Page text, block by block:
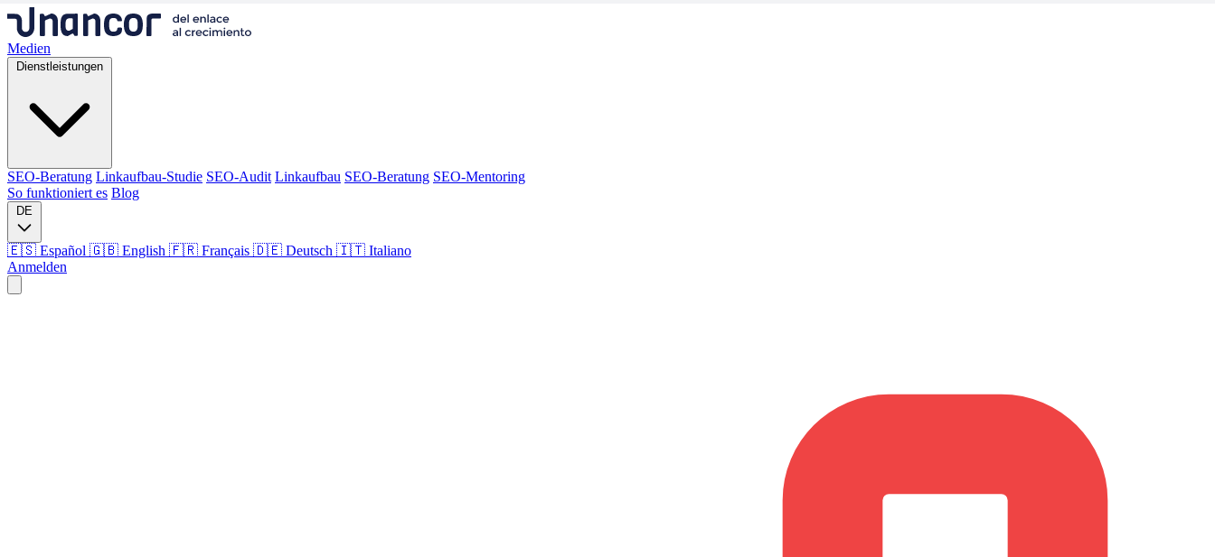
Medien
Dienstleistungen
SEO-Beratung Linkaufbau-Studie SEO-Audit Linkaufbau SEO-Beratung SEO-Mentoring
So funktioniert es Blog
DE
🇪🇸 Español 🇬🇧 English 🇫🇷 Français 🇩🇪 Deutsch 🇮🇹 Italiano
Anmelden